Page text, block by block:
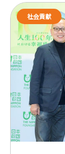
社会貢献